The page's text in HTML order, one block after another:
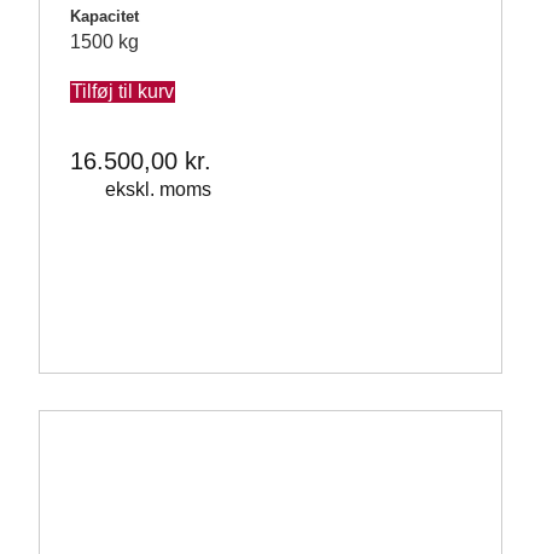
Kapacitet
1500 kg
Tilføj til kurv
16.500,00 kr.
ekskl. moms